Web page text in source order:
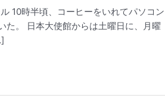
10時半頃、コーヒーをいれてパソコン
た。 日本大使館からは土曜日に、月曜